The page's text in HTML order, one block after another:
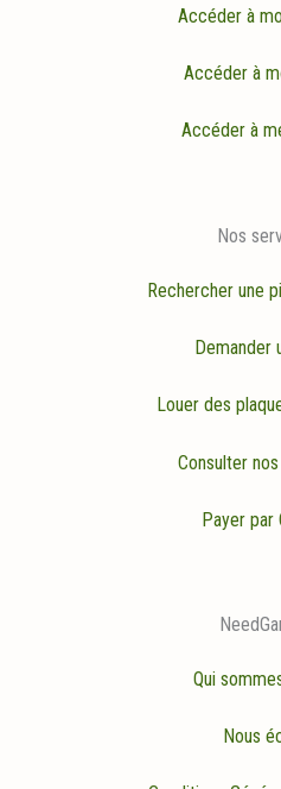
Accéder à
Accéder à
Accéder à
Nos
Rechercher une
Demander
Louer des
Consulter
Payer par
Qui
Nous